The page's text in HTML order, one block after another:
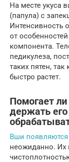
На месте укуса
(папула) с
Интенсивность
от
компонента.
педикулеза,
таких пятен,
быстро растет.
Помогает
держать
Вши
неожиданно. Их